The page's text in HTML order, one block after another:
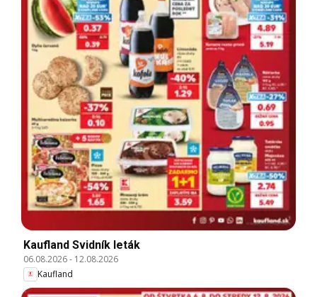
Kaufland Svidník leták
06.08.2026- 12.08.2026
Kaufland